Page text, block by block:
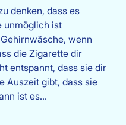
denken, dass es
unmöglich ist
wenn
die Zigarette dir
entspannt, dass sie dir
Auszeit gibt, dass sie
ist es…